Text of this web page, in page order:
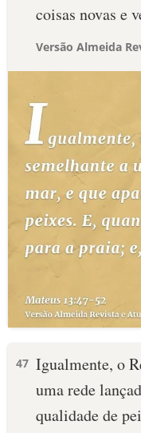
coisas novas e
Versão Almeida
47 Igualmente, o
uma rede
qualidade de